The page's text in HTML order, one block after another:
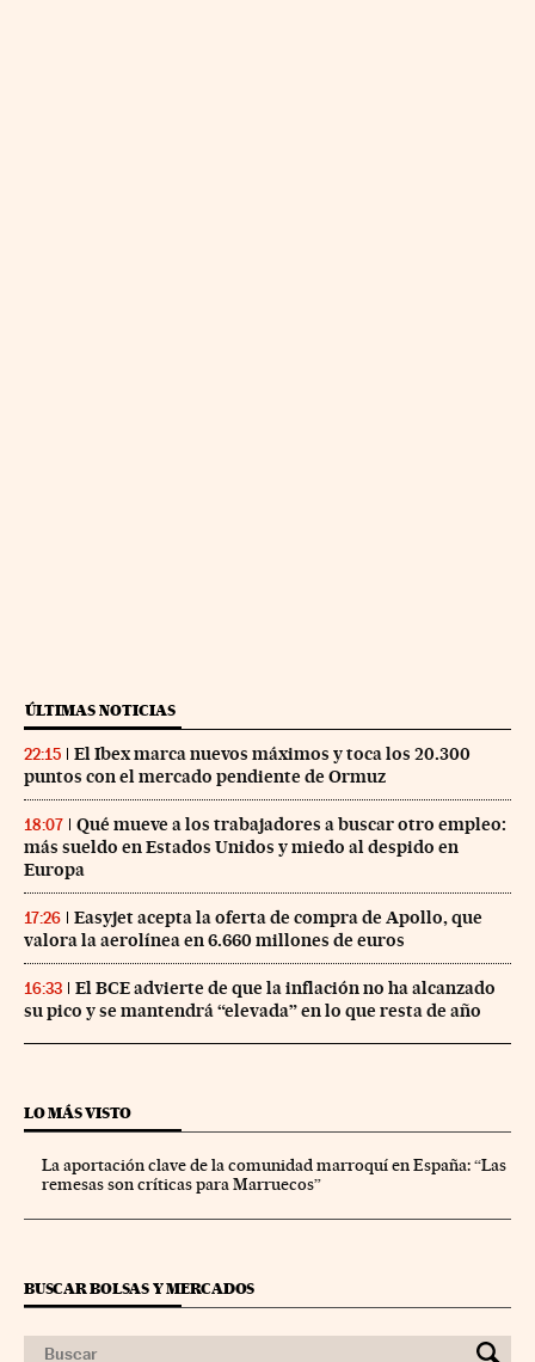
ÚLTIMAS NOTICIAS
22:15
El Ibex marca nuevos máximos y toca los 20.300
puntos con el mercado pendiente de Ormuz
18:07
Qué mueve a los trabajadores a buscar otro empleo:
más sueldo en Estados Unidos y miedo al despido en
Europa
17:26
Easyjet acepta la oferta de compra de Apollo, que
valora la aerolínea en 6.660 millones de euros
16:33
El BCE advierte de que la inflación no ha alcanzado
su pico y se mantendrá “elevada” en lo que resta de año
LO MÁS VISTO
La aportación clave de la comunidad marroquí en España: “Las
remesas son críticas para Marruecos”
BUSCAR BOLSAS Y MERCADOS